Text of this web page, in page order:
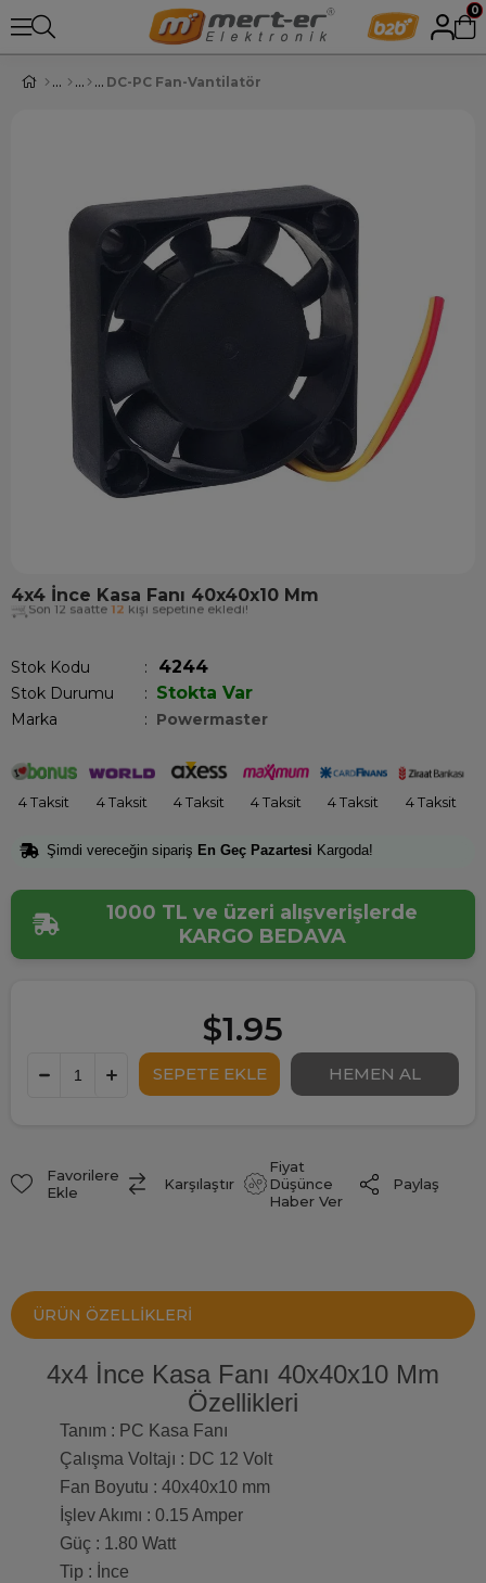
0
DC-PC Fan-Vantilatör
4x4 İnce Kasa Fanı 40x40x10 Mm
Son 12 saatte 12 kişi sepetine ekledi!
Stok Kodu 4244
Stok Durumu : Stokta Var
Marka : Powermaster
4 Taksit 4 Taksit 4 Taksit 4 Taksit 4 Taksit 4 Taksit
Şimdi vereceğin sipariş En Geç Pazartesi Kargoda!
1000 TL ve üzeri alışverişlerde
KARGO BEDAVA
$1.95
Favorilere
Ekle
Karşılaştır
Fiyat
Düşünce
Haber Ver
Paylaş
ÜRÜN ÖZELLIKLERI
4x4 İnce Kasa Fanı 40x40x10 Mm
Özellikleri
Tanım : PC Kasa Fanı
Çalışma Voltajı : DC 12 Volt
Fan Boyutu : 40x40x10 mm
İşlev Akımı : 0.15 Amper
Güç : 1.80 Watt
Tip : İnce